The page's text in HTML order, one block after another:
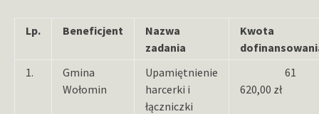
Lp. Beneficjent
Nazwa
zadania
Kwota
1.
Gmina
Wołomin
Upamiętnienie
harcerki i
łączniczki
61
620,00 zł